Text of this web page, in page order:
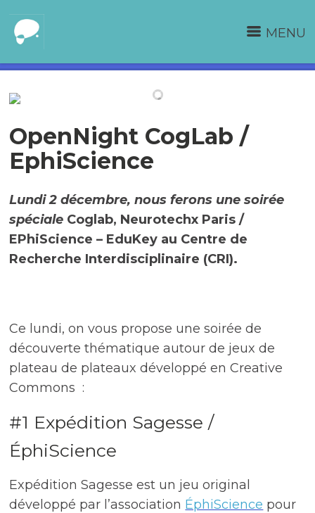
MENU
OpenNight CogLab /
EphiScience
Lundi 2 décembre, nous ferons une soirée
spéciale Coglab, Neurotechx Paris /
EPhiScience – EduKey au Centre de
Recherche Interdisciplinaire (CRI).
Ce lundi, on vous propose une soirée de
découverte thématique autour de jeux de
plateau de plateaux développé en Creative
Commons :
#1 Expédition Sagesse /
ÉphiScience
Expédition Sagesse est un jeu original
développé par l’association ÉphiScience pour